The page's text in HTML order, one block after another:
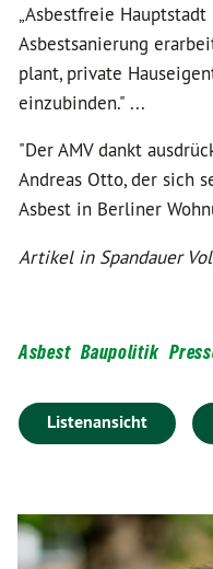
„Asbestfreie
Asbestsanierung
plant, private
einzubinden." ...
"Der AMV dankt
Andreas Otto, der sich
Asbest in Berliner
Artikel in Spandauer
Asbest Baupolitik
Listenansicht